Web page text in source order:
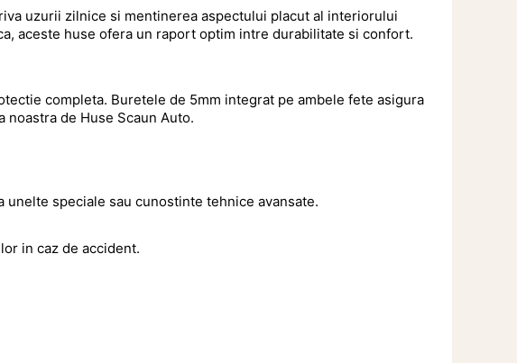
uzurii zilnice si mentinerea aspectului placut al interiorului
aceste huse ofera un raport optim intre durabilitate si confort.
completa. Buretele de 5mm integrat pe ambele fete asigura
de Huse Scaun Auto.
speciale sau cunostinte tehnice avansate.
in caz de accident.